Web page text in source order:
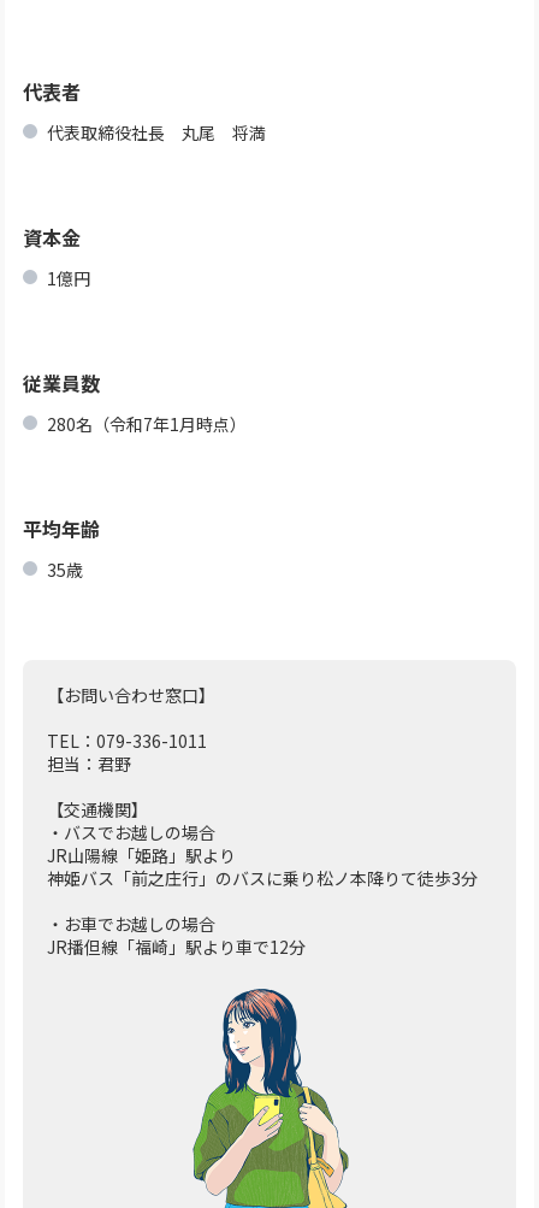
代表者
代表取締役社長 丸尾 将満
資本金
1億円
従業員数
280名（令和7年1月時点）
平均年齢
35歳
【お問い合わせ窓口】
TEL：079-336-1011
担当：君野
【交通機関】
・バスでお越しの場合
JR山陽線「姫路」駅より
神姫バス「前之庄行」のバスに乗り松ノ本降りて徒歩3分
・お車でお越しの場合
JR播但線「福崎」駅より車で12分